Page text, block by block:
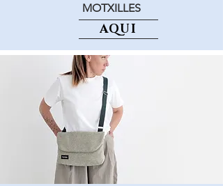
MOTXILLES
AQUÍ